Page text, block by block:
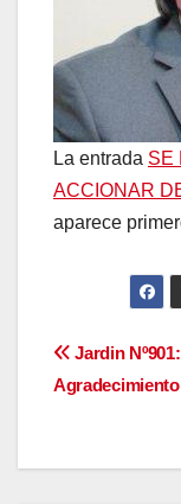
La entrada SE
ACCIONAR
aparece
de
Jardin Nº901:
Agradecimiento